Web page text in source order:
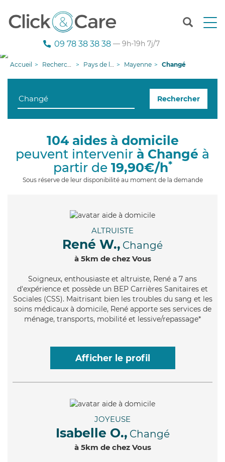
T
n
g
09 78 38 38 38 — 9h-19h 7j/7
Accueil Recherche aide à domicile Pays de la Loire Mayenne Changé
Rechercher
104 aides à domicile
peuvent intervenir à Changé à
partir de 19,90€/h*
Sous réserve de leur disponibilité au moment de la demande
ALTRUISTE
René W., Changé
à 5km de chez Vous
Soigneux, enthousiaste et altruiste, René a 7 ans
d'expérience et possède un BEP Carrières Sanitaires et
Sociales (CSS). Maitrisant bien les troubles du sang et les
soins médicaux à domicile, René apporte ses services de
ménage, transports, mobilité et lessive/repassage*
Afficher le profil
JOYEUSE
Isabelle O., Changé
à 5km de chez Vous